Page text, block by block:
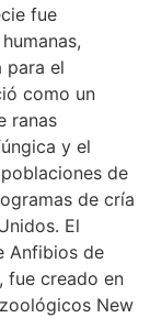
fue
para el
como un
ranas
y el
de
de cría
El
Anfibios de
fue creado en
New